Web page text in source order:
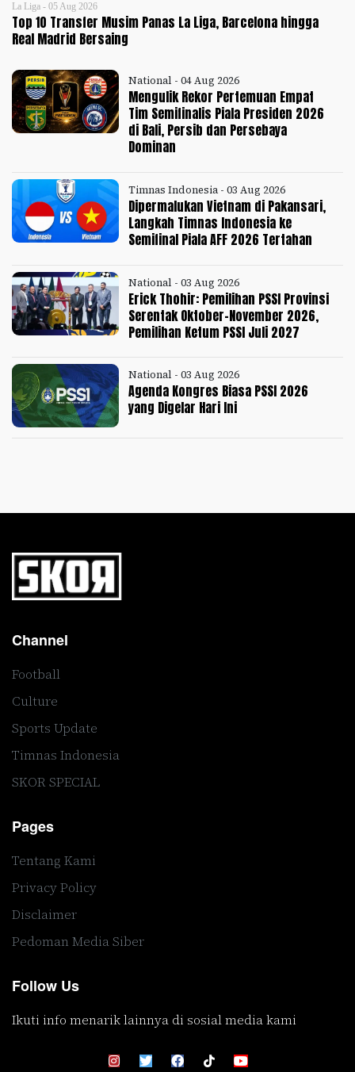
La Liga - 05 Aug 2026
Top 10 Transfer Musim Panas La Liga, Barcelona hingga
Real Madrid Bersaing
National - 04 Aug 2026
Mengulik Rekor Pertemuan Empat
Tim Semifinalis Piala Presiden 2026
di Bali, Persib dan Persebaya
Dominan
Timnas Indonesia - 03 Aug 2026
Dipermalukan Vietnam di Pakansari,
Langkah Timnas Indonesia ke
Semifinal Piala AFF 2026 Tertahan
National - 03 Aug 2026
Erick Thohir: Pemilihan PSSI Provinsi
Serentak Oktober-November 2026,
Pemilihan Ketum PSSI Juli 2027
National - 03 Aug 2026
Agenda Kongres Biasa PSSI 2026
yang Digelar Hari Ini
Channel
Football
Culture
Sports Update
Timnas Indonesia
SKOR SPECIAL
Pages
Tentang Kami
Privacy Policy
Disclaimer
Pedoman Media Siber
Follow Us
Ikuti info menarik lainnya di sosial media kami